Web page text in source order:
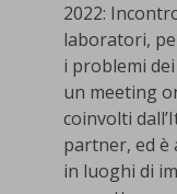
2022:
laboratori,
i problemi
un meeting
coinvolti
partner, ed è
in luoghi di